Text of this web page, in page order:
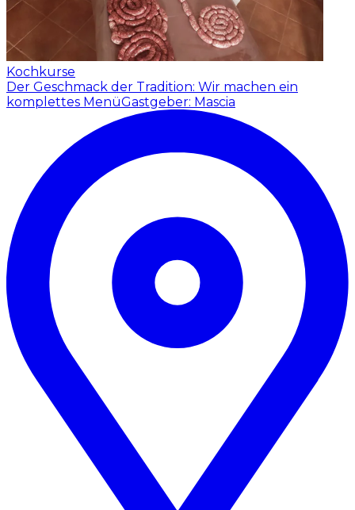
Kochkurse
Der Geschmack der Tradition: Wir machen ein
komplettes MenüGastgeber: Mascia